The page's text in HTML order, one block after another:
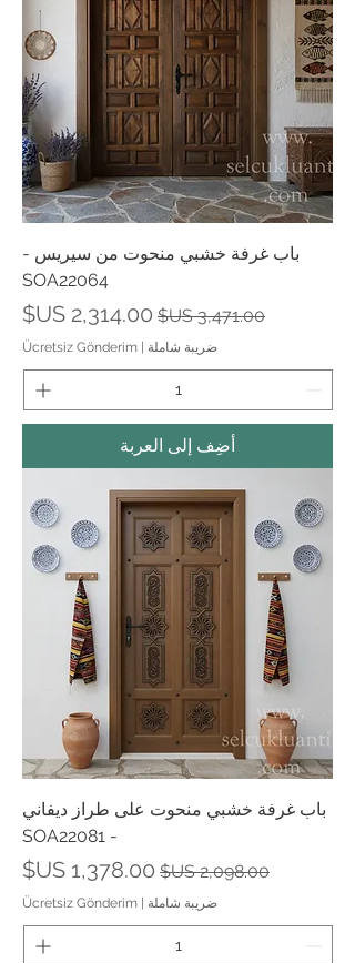
باب غرفة خشبي منحوت من سيريس -
SOA22064
سعر عادي سعر البيع
ضريبة شاملة |
Ücretsiz Gönderim
أضِف إلى العربة
باب غرفة خشبي منحوت على طراز ديفاني
- SOA22081
سعر عادي سعر البيع
ضريبة شاملة |
Ücretsiz Gönderim